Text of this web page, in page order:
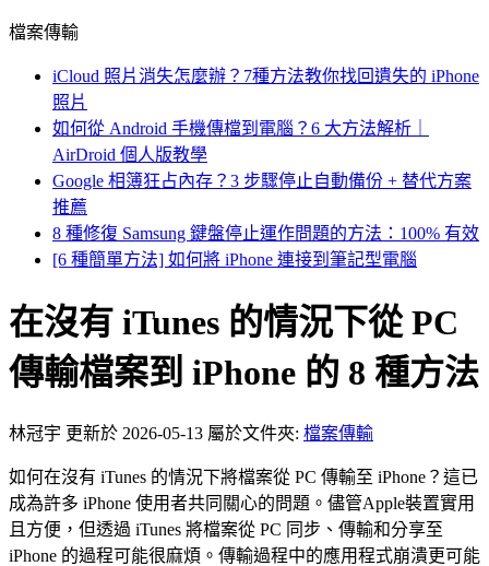
檔案傳輸
iCloud 照片消失怎麼辦？7種方法教你找回遺失的 iPhone
照片
如何從 Android 手機傳檔到電腦？6 大方法解析｜
AirDroid 個人版教學
Google 相簿狂占內存？3 步驟停止自動備份 + 替代方案
推薦
8 種修復 Samsung 鍵盤停止運作問題的方法：100% 有效
[6 種簡單方法] 如何將 iPhone 連接到筆記型電腦
在沒有 iTunes 的情況下從 PC
傳輸檔案到 iPhone 的 8 種方法
林冠宇 更新於 2026-05-13 屬於文件夾: 檔案傳輸
如何在沒有 iTunes 的情況下將檔案從 PC 傳輸至 iPhone？這已
成為許多 iPhone 使用者共同關心的問題。儘管Apple裝置實用
且方便，但透過 iTunes 將檔案從 PC 同步、傳輸和分享至
iPhone 的過程可能很麻煩。傳輸過程中的應用程式崩潰更可能